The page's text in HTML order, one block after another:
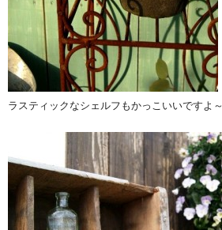
ラスティックなシェルフもかっこいいですよ～